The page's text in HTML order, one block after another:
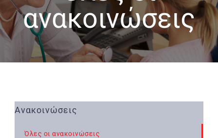
ανακοινώσεις
Ανακοινώσεις
Όλες οι ανακοινώσεις